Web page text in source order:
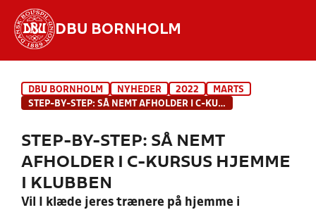
DBU BORNHOLM
INDHOLD OG NYHEDER
HOLD
DBU BORNHOLM NYHEDER 2022
MARTS
STEP-BY-STEP: SÅ NEMT AFHOLDER I C-KURSUS HJEMME I KLUBBEN
STEP-BY-STEP: SÅ NEMT
AFHOLDER I C-KURSUS HJEMME
I KLUBBEN
Vil I klæde jeres trænere på hjemme i